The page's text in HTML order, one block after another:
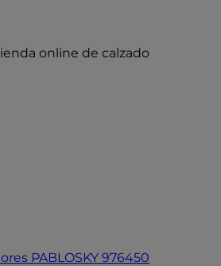
online de calzado
PABLOSKY 976450